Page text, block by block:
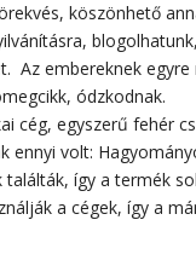
köszönhető
Az embereknek
ódzkodnak.
cég, egyszerű fehér
ennyi volt:
így a termék
a cégek, így a